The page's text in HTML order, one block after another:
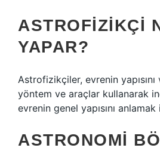
ASTROFIZIKÇI
YAPAR?
Astrofizikçiler, evrenin
yöntem ve araçlar kullanarak
evrenin genel yapısını anlamak
ASTRONOMI